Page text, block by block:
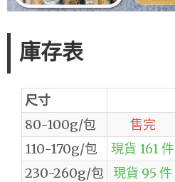
庫存表
尺寸
80-100g/包
售完
110-170g/包
現貨 161 件
230-260g/包 現貨 95 件